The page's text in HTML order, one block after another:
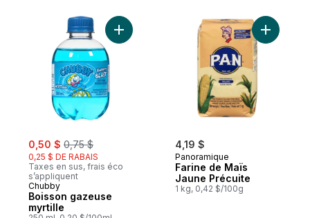
sale:
0,50 $ , formerly:
0,75 $
0,25 $ DE RABAIS
Taxes en sus, frais éco
s’appliquent
Chubby
Boisson gazeuse
myrtille
Ajouter Boisson gazeuse myrtille au
4,19 $
Panoramique
Farine de Maïs
Jaune Précuite
1 kg, 0,42 $/100g
Ajouter